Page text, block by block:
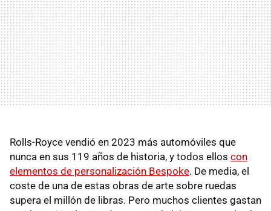
Rolls-Royce vendió en 2023 más automóviles que
nunca en sus 119 años de historia, y todos ellos con
elementos de personalización Bespoke. De media, el
coste de una de estas obras de arte sobre ruedas
supera el millón de libras. Pero muchos clientes gastan